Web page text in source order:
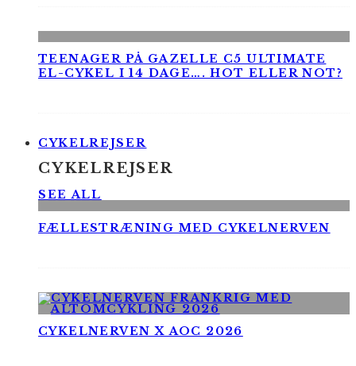
TEENAGER PÅ GAZELLE C5 ULTIMATE
EL-CYKEL I 14 DAGE…. HOT ELLER NOT?
CYKELREJSER
CYKELREJSER
SEE ALL
FÆLLESTRÆNING MED CYKELNERVEN
CYKELNERVEN X AOC 2026